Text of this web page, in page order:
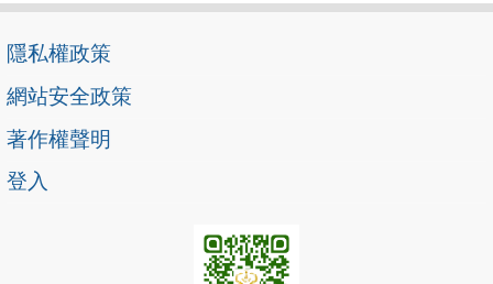
隱私權政策
網站安全政策
著作權聲明
登入